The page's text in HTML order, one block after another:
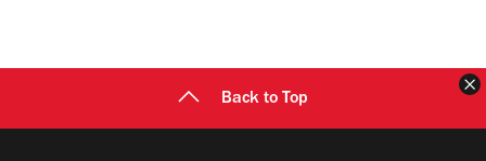
Back to Top